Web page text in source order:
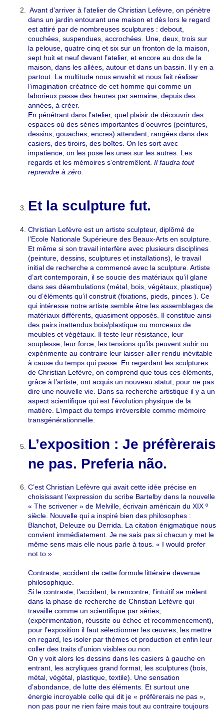
Avant d’arriver à l’atelier de Christian Lefèvre, on pénètre
dans un jardin entourant une maison et dès lors le regard
est attiré par de nombreuses sculptures : debout,
couchées, suspendues, accrochées. Une, deux, trois sur
la pelouse, quatre cinq et six sur un fronton de la maison,
sept huit et neuf devant l’atelier, et encore au dos de la
maison, dans les allées, autour et dans un bassin. Il y en a
partout. La multitude nous envahit et nous fait réaliser
l’imagination créatrice de cet homme qui comme un
laborieux passe des heures par semaine, depuis des
années, à créer.
En pénétrant dans l’atelier, quel plaisir de découvrir des
espaces où des séries importantes d’oeuvres (peintures,
dessins, gouaches, encres) attendent, rangées dans des
casiers, des tiroirs, des boîtes. On les sort avec
impatience, on les pose les unes sur les autres. Les
regards et les mémoires s’entremêlent. Il faudra tout
reprendre à zéro.
Et la sculpture fut.
Christian Lefèvre est un artiste sculpteur, diplômé de
l’Ecole Nationale Supérieure des Beaux-Arts en sculpture.
Et même si son travail interfère avec plusieurs disciplines
(peinture, dessins, sculptures et installations), le travail
initial de recherche a commencé avec la sculpture. Artiste
d’art contemporain, il se soucie des matériaux qu’il glane
dans ses déambulations (métal, bois, végétaux, plastique)
ou d’éléments qu’il construit (fixations, pieds, pinces ). Ce
qui intéresse notre artiste semble être les assemblages de
matériaux différents, quasiment opposés. Il constitue ainsi
des pairs inattendus bois/plastique ou morceaux de
meubles et végétaux. Il teste leur résistance, leur
souplesse, leur force, les tensions qu’ils peuvent subir ou
expérimente au contraire leur laisser-aller rendu inévitable
à cause du temps qui passe. En regardant les sculptures
de Christian Lefèvre, on comprend que tous ces éléments,
grâce à l’artiste, ont acquis un nouveau statut, pour ne pas
dire une nouvelle vie. Dans sa recherche artistique il y a un
aspect scientifique qui est l’évolution physique de la
matière. L’impact du temps irréversible comme mémoire
transgénérationnelle.
L’exposition : Je préfèrerais
ne pas. Preferia não.
C’est Christian Lefèvre qui avait cette idée précise en
choisissant l’expression du scribe Bartelby dans la nouvelle
« The scrivener » de Melville, écrivain américain du XIX º
siècle. Nouvelle qui a inspiré bien des philosophes :
Blanchot, Deleuze ou Derrida. La citation énigmatique nous
convient immédiatement. Je ne sais pas si chacun y met le
même sens mais elle nous parle à tous. « I would prefer
not to.»
Contraste, accident de cette formule littéraire devenue
philosophique.
Si le contraste, l’accident, la rencontre, l’intuitif se mêlent
dans la phase de recherche de Christian Lefèvre qui
travaille comme un scientifique par séries,
(expérimentation, réussite ou échec et recommencement),
pour l’exposition il faut sélectionner les œuvres, les mettre
en regard, les isoler par thèmes et production et enfin leur
coller des traits d’union visibles ou non.
On y voit alors les dessins dans les casiers à gauche en
entrant, les acryliques grand format, les sculptures (bois,
métal, végétal, plastique, textile). Une sensation
d’abondance, de lutte des éléments. Et surtout une
énergie incroyable celle qui dit je « préfèrerais ne pas »,
non pas pour ne rien faire mais tout au contraire toujours